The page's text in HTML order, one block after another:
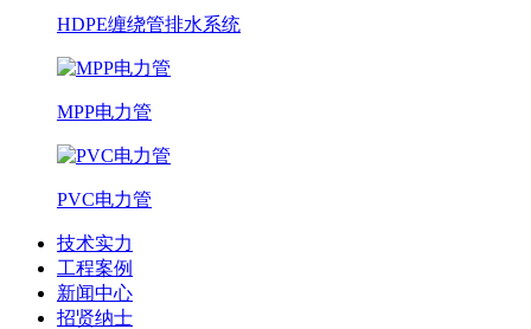
HDPE缠绕管排水系统
MPP电力管
PVC电力管
技术实力
工程案例
新闻中心
招贤纳士